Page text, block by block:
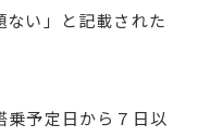
い」と記載された
乗予定日から７日以